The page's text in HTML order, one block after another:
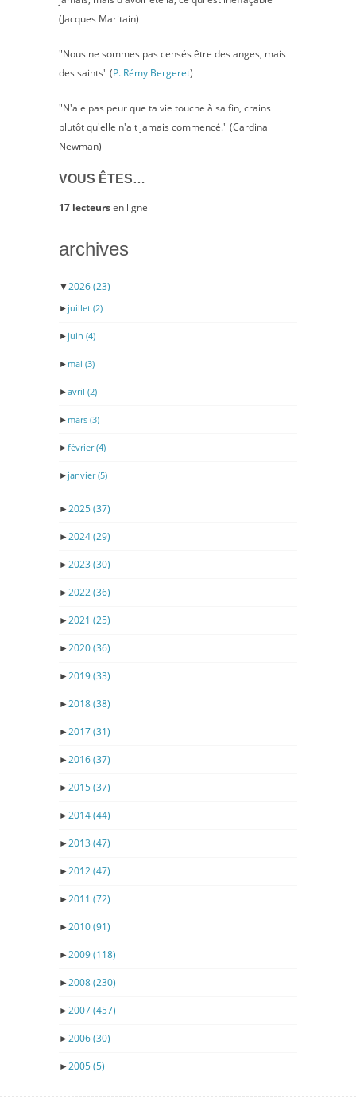
(Jacques Maritain)
"Nous ne sommes pas censés être des anges, mais
des saints" (P. Rémy Bergeret)
"N'aie pas peur que ta vie touche à sa fin, crains
plutôt qu'elle n'ait jamais commencé." (Cardinal
Newman)
VOUS ÊTES…
17 lecteursen ligne
archives
▼2026(23)
► juillet (2)
► juin (4)
► mai (3)
►avril (2)
► mars (3)
►février(4)
► janvier(5)
►2025(37)
►2024(29)
►2023 (30)
►2022(36)
►2021 (25)
►2020(36)
►2019(33)
►2018(38)
►2017(31)
►2016(37)
►2015(37)
►2014(44)
►2013 (47)
►2012(47)
►2011 (72)
►2010(91)
►2009(118)
►2008(230)
►2007(457)
►2006(30)
►2005(5)